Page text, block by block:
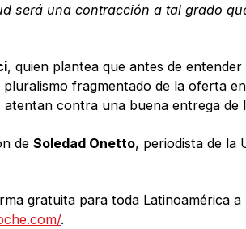
será una contracción a tal grado
, quien plantea que antes de
fragmentado de la oferta
contra una buena entrega de
de Soledad Onetto, periodista de la
gratuita para toda Latinoamérica
.